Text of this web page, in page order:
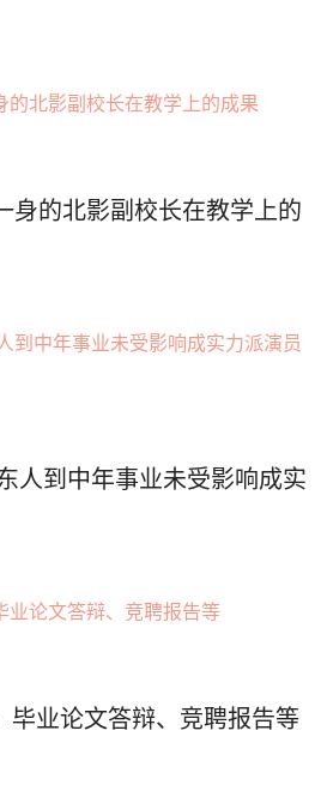
身的北影副校长在教学上的
人到中年事业未受影响成实
毕业论文答辩、竞聘报告等